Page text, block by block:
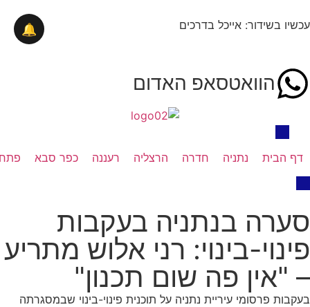
עכשיו בשידור: אייכל בדרכים
הוואטסאפ האדום
דף הבית נתניה חדרה הרצליה רעננה כפר סבא
סערה בנתניה בעקבות
פינוי-בינוי: רני אלוש מתריע
– "אין פה שום תכנון"
בעקבות פרסומי עיריית נתניה על תוכנית פינוי-בינוי שבמסגרתה
🔔